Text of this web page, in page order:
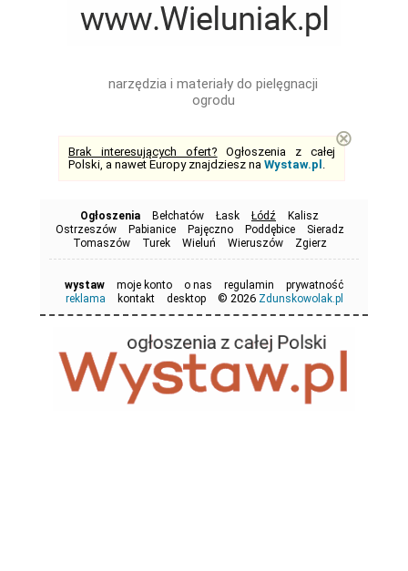
narzędzia i materiały do pielęgnacji
ogrodu
Brak interesujących ofert? Ogłoszenia z całej
Polski, a nawet Europy znajdziesz na Wystaw.pl .
⊗
Ogłoszenia Bełchatów Łask Łódź
Kalisz
Ostrzeszów
Pabianice Pajęczno Poddębice
Sieradz
Tomaszów
Turek Wieluń Wieruszów Zgierz
wystaw moje konto o nas regulamin
prywatność
reklama
kontakt desktop © 2026 Zdunskowolak.pl